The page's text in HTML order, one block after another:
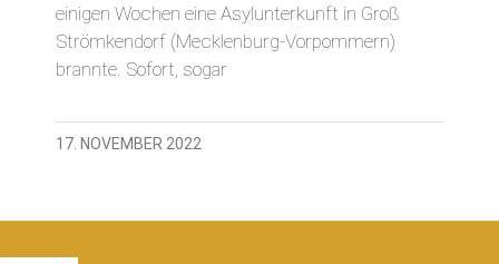
einigen Wochen eine Asylunterkunft in Groß
Strömkendorf (Mecklenburg-Vorpommern)
brannte. Sofort, sogar
17. NOVEMBER 2022